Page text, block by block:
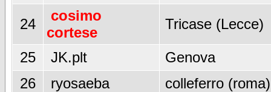
24
cosimo
cortese
Tricase (Lecce)
25 JK.plt
Genova
26
ryosaeba
colleferro (roma)